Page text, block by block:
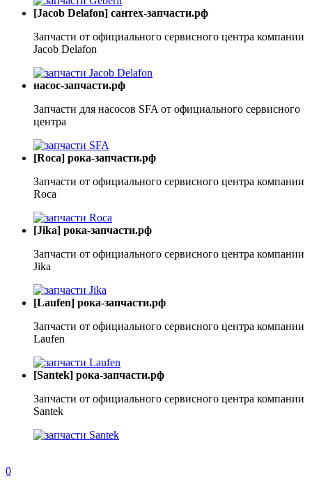
[Jacob Delafon] сантех-запчасти.рф
Запчасти от официального сервисного центра компании
Jacob Delafon
насос-запчасти.рф
Запчасти для насосов SFA от официального сервисного
центра
[Roca] рока-запчасти.рф
Запчасти от официального сервисного центра компании
Roca
[Jika] рока-запчасти.рф
Запчасти от официального сервисного центра компании
Jika
[Laufen] рока-запчасти.рф
Запчасти от официального сервисного центра компании
Laufen
[Santek] рока-запчасти.рф
Запчасти от официального сервисного центра компании
Santek
0